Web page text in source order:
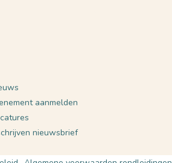
aanmelden
nieuwsbrief